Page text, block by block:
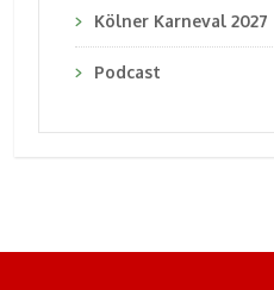
Kölner Karneval 2027
Podcast